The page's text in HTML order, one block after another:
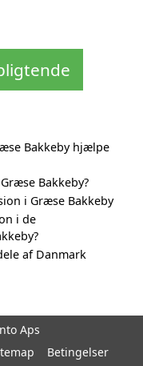
Bakkeby hjælpe
Bakkeby?
i Græse Bakkeby
i de
af Danmark
Aps
Betingelser